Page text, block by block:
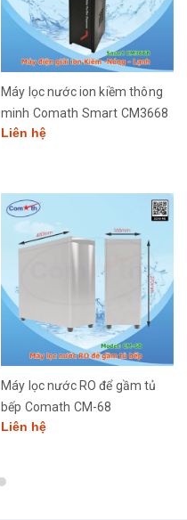
Máy lọc nước ion kiềm thông
minh Comath Smart CM3668
Liên hệ
Máy lọc nước RO để gầm tủ
bếp Comath CM-68
Liên hệ